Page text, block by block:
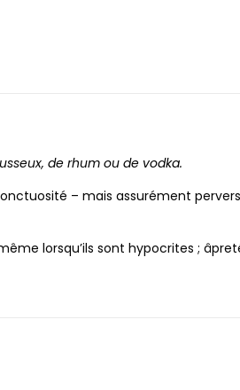
de rhum ou de vodka.
– mais assurément
lorsqu’ils sont hypocrites ;